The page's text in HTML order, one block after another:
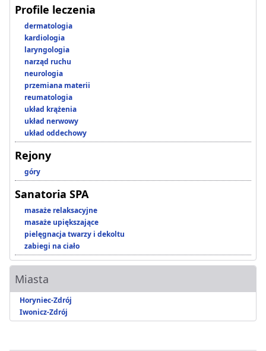
Profile leczenia
dermatologia
kardiologia
laryngologia
narząd ruchu
neurologia
przemiana materii
reumatologia
układ krążenia
układ nerwowy
układ oddechowy
Rejony
góry
Sanatoria SPA
masaże relaksacyjne
masaże upiększające
pielęgnacja twarzy i dekoltu
zabiegi na ciało
Miasta
Horyniec-Zdrój
Iwonicz-Zdrój